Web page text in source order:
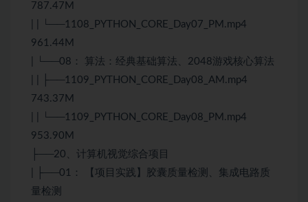
787.47M
| | └──1108_PYTHON_CORE_Day07_PM.mp4
961.44M
| └──08： 算法：经典基础算法、2048游戏核心算法
| | ├──1109_PYTHON_CORE_Day08_AM.mp4
743.37M
| | └──1109_PYTHON_CORE_Day08_PM.mp4
953.90M
├──20、计算机视觉综合项目
| ├──01： 【项目实践】胶囊质量检测、集成电路质
量检测